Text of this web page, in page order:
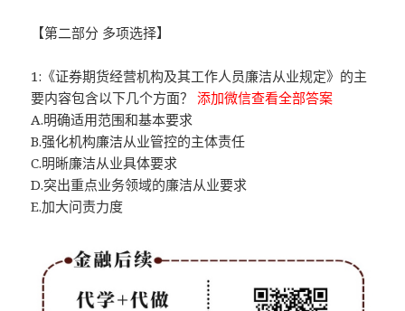
【第二部分 多项选择】
1:《证券期货经营机构及其工作人员廉洁从业规定》的主
要内容包含以下几个方面？添加微信查看全部答案
A.明确适用范围和基本要求
B.强化机构廉洁从业管控的主体责任
C.明晰廉洁从业具体要求
D.突出重点业务领域的廉洁从业要求
E.加大问责力度